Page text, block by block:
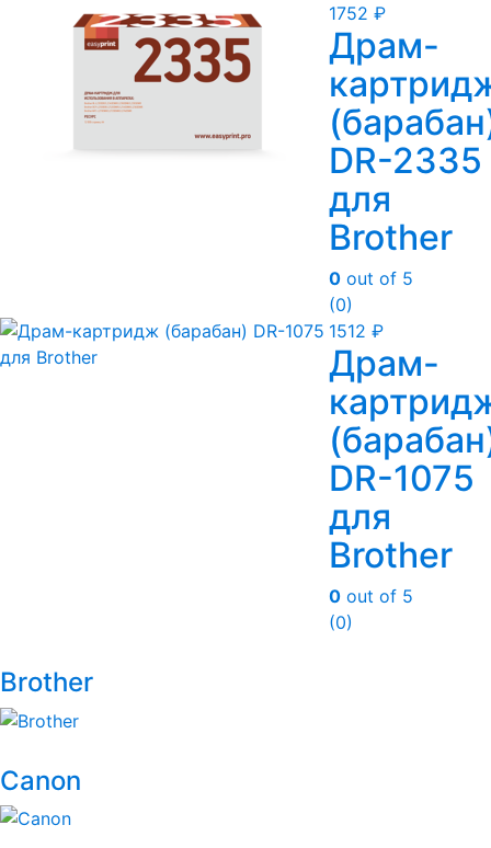
1752 ₽
Драм-
DR-2335
для
Brother
0 out of 5
(0)
1512 ₽
Драм-
DR-1075
для
Brother
0 out of 5
(0)
Карусель
брендов
Brother
Canon